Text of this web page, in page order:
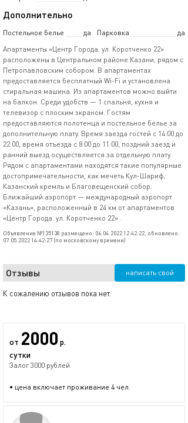
Дополнительно
Постельное белье да Парковка
да
Апартаменты «Центр Города. ул. Коротченко 22»
расположены в Центральном районе Казани, рядом с
Петропавловским собором. В апартаментах
предоставляется бесплатный Wi-Fi и установлена
стиральная машина. Из апартаментов можно выйти
на балкон. Среди удобств — 1 спальня, кухня и
телевизор с плоским экраном. Гостям
предоставляются полотенца и постельное белье за
дополнительную плату. Время заезда гостей с 14:00 до
22:00, время отъезда с 8:00 до 11:00, поздний заезд и
ранний выезд осуществляется за отдельную плату.
Рядом с апартаментами находятся такие популярные
достопримечательности, как мечеть Кул-Шариф,
Казанский кремль и Благовещенский собор.
Ближайший аэропорт — международный аэропорт
«Казань», расположенный в 24 км от апартаментов
«Центр Города. ул. Коротченко 22» .
Объявление №135138 размещено: 06.04.2022 12:42:22, обновлено:
07.05.2022 14:42:27 (по московскому времени)
Отзывы написать свой
К сожалению отзывов пока нет.
от 2000 р.
сутки
Залог 3000 рублей
• цена включает проживание 4 чел.